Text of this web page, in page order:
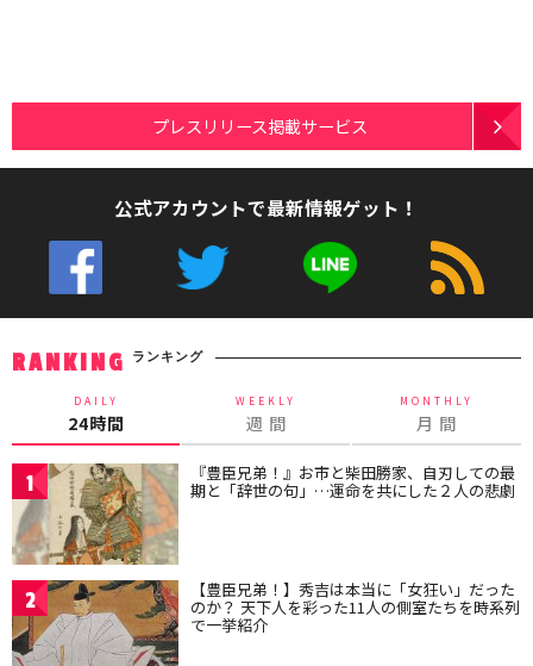
プレスリリース掲載サービス
公式アカウントで最新情報ゲット！
RANKING ランキング
DAILY
24時間
WEEKLY
週 間
MONTHLY
月 間
1 『豊臣兄弟！』お市と柴田勝家、自刃しての最
期と「辞世の句」…運命を共にした２人の悲劇
2 【豊臣兄弟！】秀吉は本当に「女狂い」だった
のか？ 天下人を彩った11人の側室たちを時系列
で一挙紹介